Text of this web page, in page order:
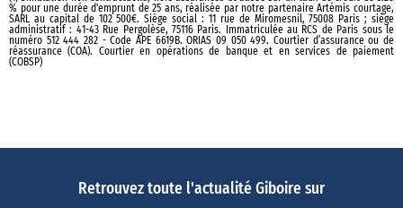
d’habitants. Labellisée ville d’art et d’histoire, Rennes attire
chaque année de nombreux touristes séduits par son patrimoine
médiéval unique. Quant au
Si vous envisagezd’acheter un appartement à Rennes, la première
% pour une durée d'emprunt de 25 ans, réalisée par notre partenaire Artémis courtage,
SARL au capital de 102 500€. Siège social : 11 rue de Miromesnil, 75008 Paris ; siège
administratif : 41-43 Rue Pergolèse, 75116 Paris. Immatriculée au RCS de Paris sous le
numéro 512 444 282 - Code APE 6619B. ORIAS 09 050 499. Courtier d’assurance ou de
réassurance (COA). Courtier en opérations de banque et en services de paiement
(COBSP)
Retrouvez toute l'actualité Giboire sur